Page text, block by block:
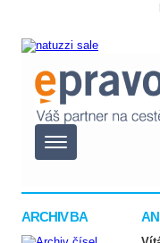
ARCHIV BA